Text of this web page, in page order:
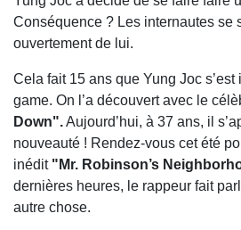
Conséquence ? Les internautes se
ouvertement de lui.
Cela fait 15 ans que Yung Joc
game. On l’a découvert avec le
Down".Aujourd’hui, à 37 ans, il
nouveauté ! Rendez-vous cet été
inédit "Mr. Robinson’s
dernières heures, le rappeur fait
autre chose.